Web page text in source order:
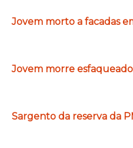
Jovem morto a facadas
Jovem morre
Sargento da reserva da